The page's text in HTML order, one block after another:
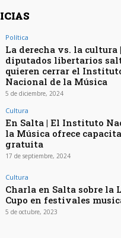
Política
La derecha vs. la cultura
diputados libertarios
quieren cerrar el
Nacional de la Música
5 de diciembre, 2024
Cultura
En Salta | El Instituto
la Música ofrece
gratuita
17 de septiembre, 2024
Cultura
Charla en Salta sobre la
Cupo en festivales
5 de octubre, 2023